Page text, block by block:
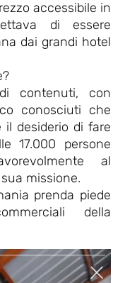
accessibile in
di essere
dai grandi hotel
contenuti, con
conosciuti che
desiderio di fare
17.000 persone
al
missione.
prenda piede
della